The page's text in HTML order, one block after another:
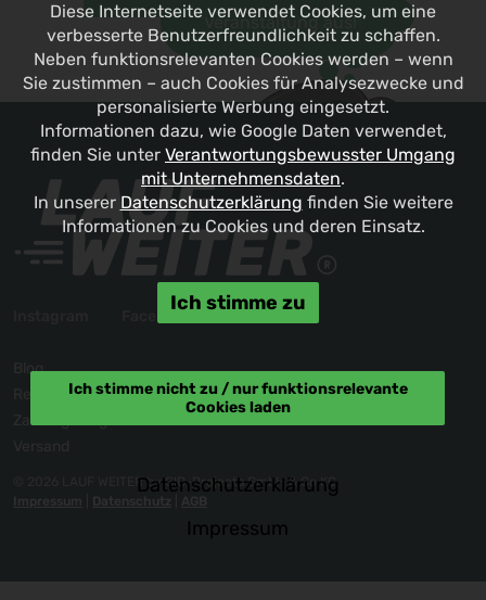
Veranstaltung aus!
Facebook
Blog
Reklamation / Kontakt
Zahlungsmöglichkeiten
© 2026 LAUF WEITER by GID-Projects GmbH & Co KG
Impressum
Datenschutz AGB
Diese Internetseite verwendet Cookies, um eine
verbesserte Benutzerfreundlichkeit zu schaffen.
Neben funktionsrelevanten Cookies werden – wenn
Sie zustimmen – auch Cookies für Analysezwecke und
personalisierte Werbung eingesetzt.
Informationen dazu, wie Google Daten verwendet,
finden Sie unter Verantwortungsbewusster Umgang
mit Unternehmensdaten.
In unserer Datenschutzerklärung finden Sie weitere
Informationen zu Cookies und deren Einsatz.
Ich stimme zu
Ich stimme nicht zu / nur funktionsrelevante
Cookies laden
Datenschutzerklärung
Impressum